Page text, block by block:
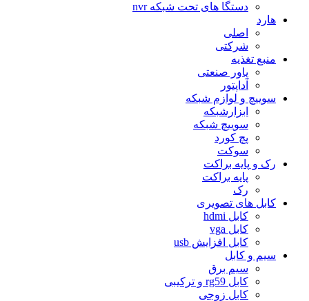
دستگا های تحت شبکه nvr
هارد
اصلی
شرکتی
منبع تغذیه
پاور صنعتی
آداپتور
سوییچ و لوازم شبکه
ابزارشبکه
سوییچ شبکه
پچ کورد
سوکت
رک و پایه براکت
پایه براکت
رک
کابل های تصویری
کابل hdmi
کابل vga
کابل افزایش usb
سیم و کابل
سیم برق
کابل rg59 و ترکیبی
کابل زوجی